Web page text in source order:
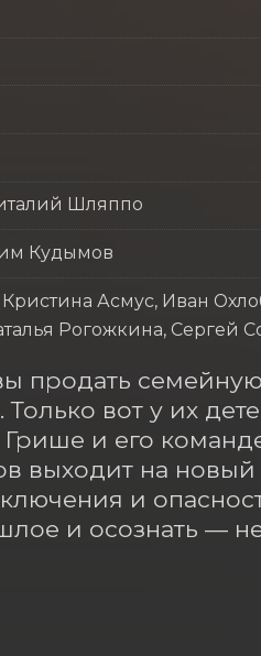
Шляппо
Кудымов
Асмус, Иван
Рогожкина, Сергей
продать
вот у их
и его
выходит на новый
и
и осознать —